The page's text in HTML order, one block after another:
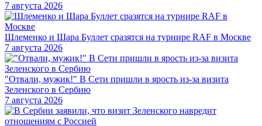
7 августа 2026
Шлеменко и Шара Буллет сразятся на турнире RAF в Москве
7 августа 2026
"Отвали, мужик!" В Сети пришли в ярость из-за визита
Зеленского в Сербию
7 августа 2026